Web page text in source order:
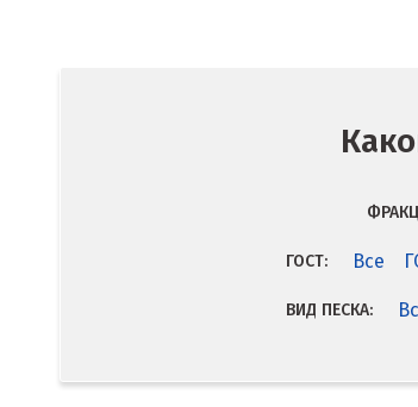
ГОСТ: Все
ВИД ПЕСКА: